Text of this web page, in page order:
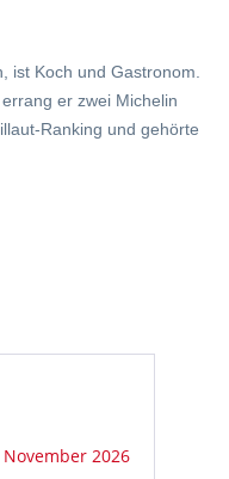
ist Koch und Gastronom.
er zwei Michelin
Ranking und gehörte
2026